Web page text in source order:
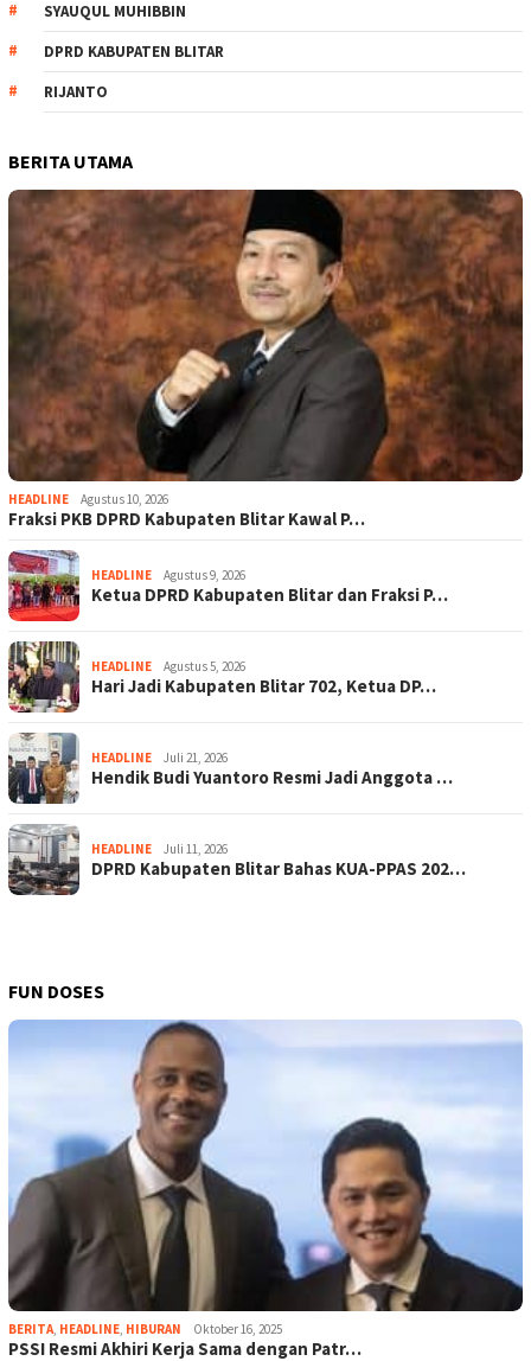
SYAUQUL MUHIBBIN
DPRD KABUPATEN BLITAR
RIJANTO
BERITA UTAMA
HEADLINE Agustus 10, 2026
Fraksi PKB DPRD Kabupaten Blitar Kawal P…
HEADLINE Agustus 9, 2026
Ketua DPRD Kabupaten Blitar dan Fraksi P…
HEADLINE Agustus 5, 2026
Hari Jadi Kabupaten Blitar 702, Ketua DP…
HEADLINE Juli 21, 2026
Hendik Budi Yuantoro Resmi Jadi Anggota …
HEADLINE Juli 11, 2026
DPRD Kabupaten Blitar Bahas KUA-PPAS 202…
FUN DOSES
BERITA, HEADLINE, HIBURAN Oktober 16, 2025
PSSI Resmi Akhiri Kerja Sama dengan Patr…